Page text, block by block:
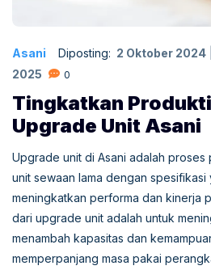
Asani Diposting: 2 Oktober 2024
2025
0
Tingkatkan
Upgrade Unit Asani
Upgrade unit di Asani adalah
unit sewaan lama dengan
meningkatkan performa dan kinerja
dari upgrade unit adalah untuk
menambah kapasitas dan
memperpanjang masa pakai